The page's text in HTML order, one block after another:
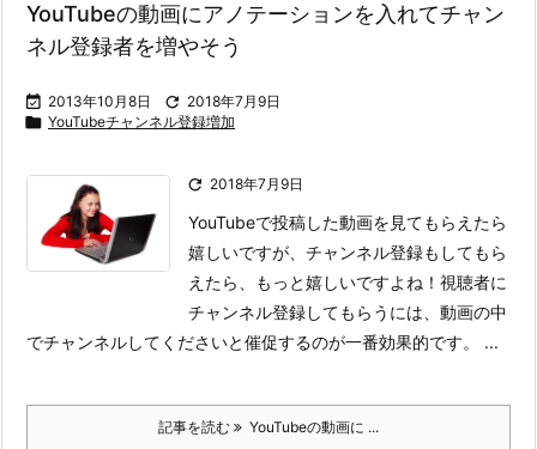
YouTubeの動画にアノテーションを入れてチャン
ネル登録者を増やそう
 2013年10月8日  2018年7月9日
 YouTubeチャンネル登録増加
 2018年7月9日
YouTubeで投稿した動画を見てもらえたら
嬉しいですが、チャンネル登録もしてもら
えたら、もっと嬉しいですよね！視聴者に
チャンネル登録してもらうには、動画の中
でチャンネルしてくださいと催促するのが一番効果的です。 ...
記事を読む YouTubeの動画に ...